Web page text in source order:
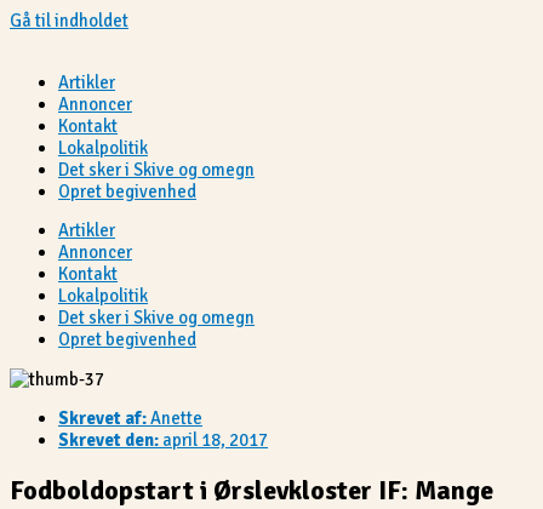
Gå til indholdet
Artikler
Annoncer
Kontakt
Lokalpolitik
Det sker i Skive og omegn
Opret begivenhed
Artikler
Annoncer
Kontakt
Lokalpolitik
Det sker i Skive og omegn
Opret begivenhed
Skrevet af:Anette
Skrevet den: april 18, 2017
Fodboldopstart i Ørslevkloster IF: Mange